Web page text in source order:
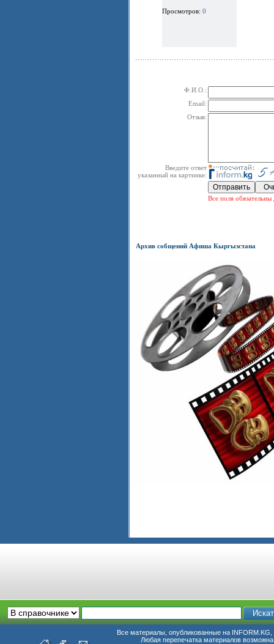
Просмотров: 0
Ф.И.О.:
Email:
Отзыв:
Введите ответ
указанный на картинке:
Все поля обязательны
Архив собщений Афиша Кыргызстана
Все материалы, опубликованные на INFORM.KG,
Любая перепечатка материалов